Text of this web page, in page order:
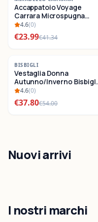
SALDI
Accappatoio Voyage
Carrara Microspugna
Cotone
4.6(0)
€23.99€41.34
-30 %
SALDI
BISBIGLI
Vestaglia Donna
Autunno/Inverno Bisbigli
BO288632
4.6(0)
€37.80€54.00
Nuovi arrivi
I nostri marchi